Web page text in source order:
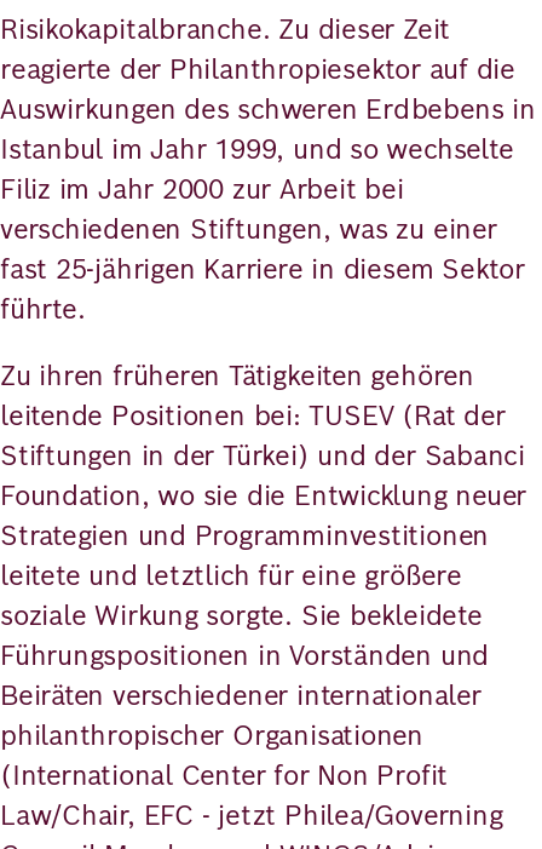
Risikokapitalbranche. Zu dieser Zeit
reagierte der Philanthropiesektor auf die
Auswirkungen des schweren Erdbebens in
Istanbul im Jahr 1999, und so wechselte
Filiz im Jahr 2000 zur Arbeit bei
verschiedenen Stiftungen, was zu einer
fast 25-jährigen Karriere in diesem Sektor
führte.
Zu ihren früheren Tätigkeiten gehören
leitende Positionen bei: TUSEV (Rat der
Stiftungen in der Türkei) und der Sabanci
Foundation, wo sie die Entwicklung neuer
Strategien und Programminvestitionen
leitete und letztlich für eine größere
soziale Wirkung sorgte. Sie bekleidete
Führungspositionen in Vorständen und
Beiräten verschiedener internationaler
philanthropischer Organisationen
(International Center for Non Profit
Law/Chair, EFC - jetzt Philea/Governing